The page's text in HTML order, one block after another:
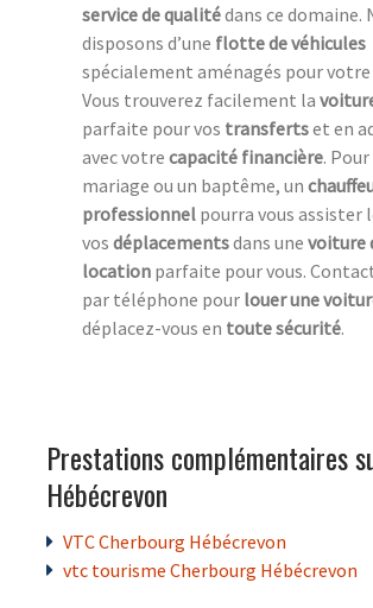
service de qualitédans ce domaine.
disposons d’une flotte de véhicules
spécialement aménagés pour
Vous trouverez facilement la
parfaite pour vos transfertset en
avec votre capacité financière. Pour
mariage ou un baptême, un
professionnel pourra vous assister
vos déplacementsdans une voiture
location parfaite pour vous.
par téléphone pour louer une
déplacez-vous en toute sécurité.
Prestations complémentaires
Hébécrevon
VTC Cherbourg Hébécrevon
vtc tourisme Cherbourg Hébécrevon